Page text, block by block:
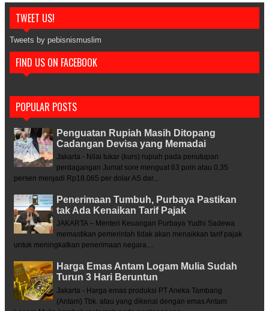
TWEET US!
Tweets by pebisnismuslim
FIND US ON FACEBOOK
POPULAR POSTS
Penguatan Rupiah Masih Ditopang
Cadangan Devisa yang Memadai
Jakarta - Nilai tukar (kurs) rupiah pada penutupan
perdagangan Jumat sore menguat 63 poin atau 0,35
persen menjadi Rp18.065 per dolar AS dar...
Penerimaan Tumbuh, Purbaya Pastikan
tak Ada Kenaikan Tarif Pajak
JAKARTA – Menteri Keuangan Purbaya Yudhi Sadewa
memastikan pemerintah tidak akan menaikkan tarif pajak
untuk meningkatkan penerimaan negara....
Harga Emas Antam Logam Mulia Sudah
Turun 3 Hari Beruntun
Jakarta - Harga emas produksi PT Aneka Tambang
(Antam) Tbk. atau yang dikenal dengan emas Antam